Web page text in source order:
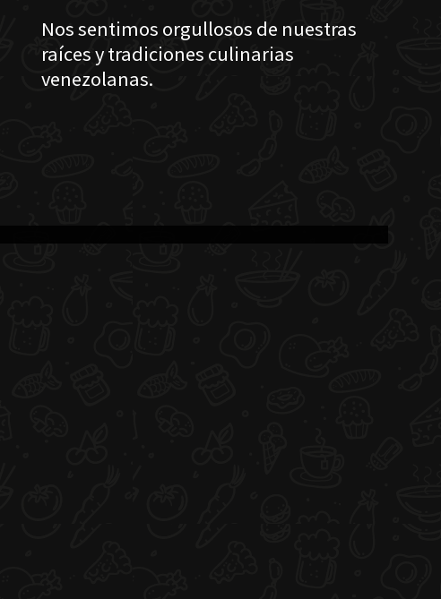
Nos sentimos orgullosos de nuestras
raíces y tradiciones culinarias
venezolanas.